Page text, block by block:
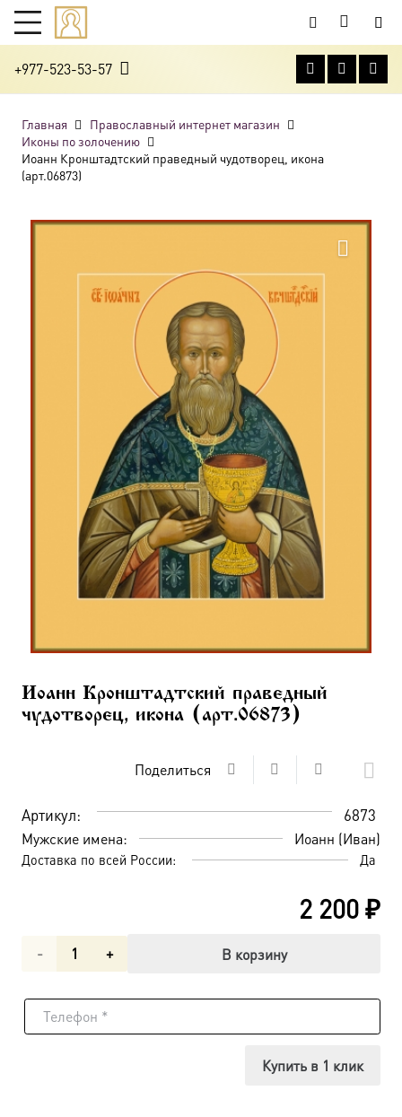
+977-523-53-57
Главная
Православный интернет магазин
Иконы по золочению
Иоанн Кронштадтский праведный чудотворец, икона
(арт.06873)
Иоанн Кронштадтский праведный
чудотворец, икона (арт.06873)
Поделиться
Артикул: 6873
Мужские имена: Иоанн (Иван)
Доставка по всей России: Да
2 200₽
Количество
Иоанн
В корзину
Купить в 1 клик